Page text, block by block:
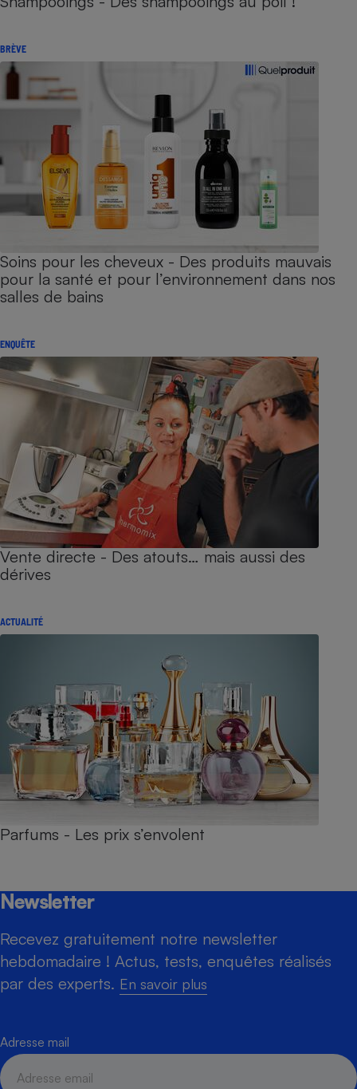
BRÈVE
Soins pour les cheveux - Des produits mauvais
pour la santé et pour l’environnement dans nos
salles de bains
ENQUÊTE
Vente directe - Des atouts… mais aussi des
dérives
ACTUALITÉ
Parfums - Les prix s’envolent
Newsletter
Recevez gratuitement notre newsletter
hebdomadaire ! Actus, tests, enquêtes réalisés
par des experts. En savoir plus
Adresse mail